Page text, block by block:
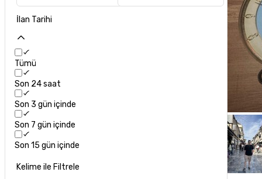
İlan Tarihi
Tümü
Son 24 saat
Son 3 gün içinde
Son 7 gün içinde
Son 15 gün içinde
Kelime ile Filtrele